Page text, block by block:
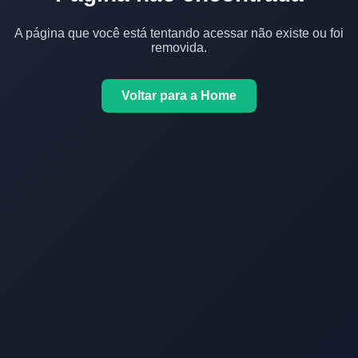
A página que você está tentando acessar não existe ou foi
removida.
Voltar para a Home